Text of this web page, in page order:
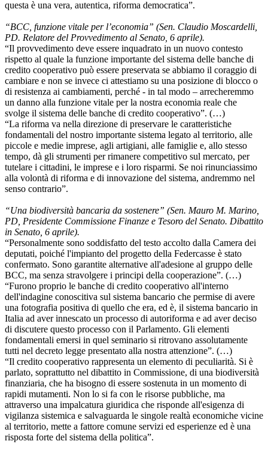
questa è una vera, autentica, riforma democratica”.
“BCC, funzione vitale per l’economia” (Sen. Claudio Moscardelli,
PD. Relatore del Provvedimento al Senato, 6 aprile).
“Il provvedimento deve essere inquadrato in un nuovo contesto
rispetto al quale la funzione importante del sistema delle banche di
credito cooperativo può essere preservata se abbiamo il coraggio di
cambiare e non se invece ci attestiamo su una posizione di blocco o
di resistenza ai cambiamenti, perché - in tal modo – arrecheremmo
un danno alla funzione vitale per la nostra economia reale che
svolge il sistema delle banche di credito cooperativo”. (…)
“La riforma va nella direzione di preservare le caratteristiche
fondamentali del nostro importante sistema legato al territorio, alle
piccole e medie imprese, agli artigiani, alle famiglie e, allo stesso
tempo, dà gli strumenti per rimanere competitivo sul mercato, per
tutelare i cittadini, le imprese e i loro risparmi. Se noi rinunciassimo
alla volontà di riforma e di innovazione del sistema, andremmo nel
senso contrario”.
“Una biodiversità bancaria da sostenere” (Sen. Mauro M. Marino,
PD, Presidente Commissione Finanze e Tesoro del Senato. Dibattito
in Senato, 6 aprile).
“Personalmente sono soddisfatto del testo accolto dalla Camera dei
deputati, poiché l'impianto del progetto della Federcasse è stato
confermato. Sono garantite alternative all'adesione al gruppo delle
BCC, ma senza stravolgere i principi della cooperazione”. (…)
“Furono proprio le banche di credito cooperativo all'interno
dell'indagine conoscitiva sul sistema bancario che permise di avere
una fotografia positiva di quello che era, ed è, il sistema bancario in
Italia ad aver innescato un processo di autoriforma e ad aver deciso
di discutere questo processo con il Parlamento. Gli elementi
fondamentali emersi in quel seminario si ritrovano assolutamente
tutti nel decreto legge presentato alla nostra attenzione”. (…)
“Il credito cooperativo rappresenta un elemento di peculiarità. Si è
parlato, soprattutto nel dibattito in Commissione, di una biodiversità
finanziaria, che ha bisogno di essere sostenuta in un momento di
rapidi mutamenti. Non lo si fa con le risorse pubbliche, ma
attraverso una impalcatura giuridica che risponde all'esigenza di
vigilanza sistemica e salvaguarda le singole realtà economiche vicine
al territorio, mette a fattore comune servizi ed esperienze ed è una
risposta forte del sistema della politica”.